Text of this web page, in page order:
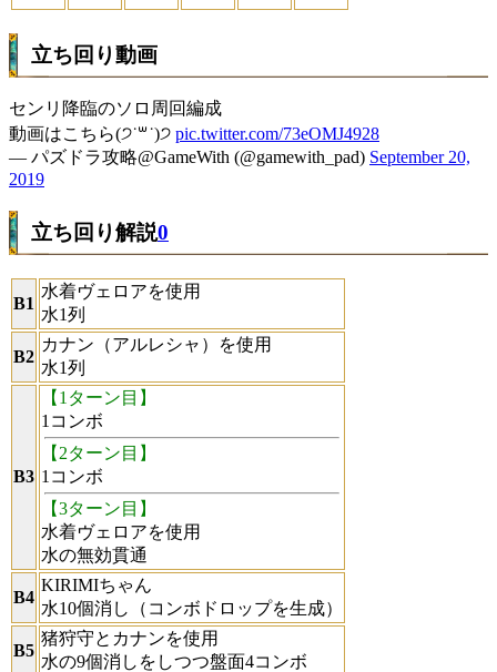
立ち回り動画
センリ降臨のソロ周回編成
動画はこちら(੭˙꒳​˙)੭ pic.twitter.com/73eOMJ4928
— パズドラ攻略@GameWith (@gamewith_pad) September 20,
2019
立ち回り解説0
B1
水着ヴェロアを使用
水1列
B2
カナン（アルレシャ）を使用
水1列
B3
【1ターン目】
1コンボ
【2ターン目】
1コンボ
【3ターン目】
水着ヴェロアを使用
水の無効貫通
B4
KIRIMIちゃん
水10個消し（コンボドロップを生成）
B5
猪狩守とカナンを使用
水の9個消しをしつつ盤面4コンボ